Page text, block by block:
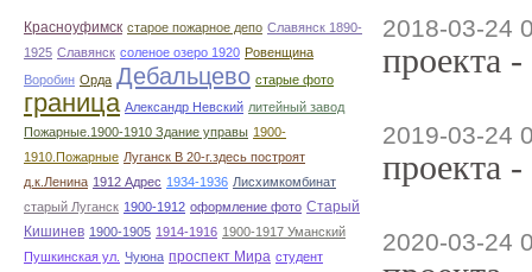
Красноуфимск старое пожарное депо Славянск 1890-
1925 Славянск соленое озеро 1920 Ровенщина
Воробин Орда Дебальцево старые фото
граница Александр Невский литейный завод
Пожарные.1900-1910 Здание управы 1900-
1910.Пожарные Луганск В 20-г.здесь построят
д.к.Ленина 1912 Адрес 1934-1936 Лисхимкомбинат
старый Луганск 1900-1912 оформление фото Старый
Кишинев 1900-1905 1914-1916 1900-1917 Уманский
Пушкинская ул. Чуюна проспект Мира студент
2018-03-24
проекта
2019-03-24
проекта
2020-03-24